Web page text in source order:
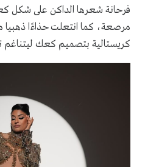
فرحانة شعرها الداكن على شكل
مرصعة، كما انتعلت حذاءًا
كريستالية بتصميم كعك ليتناغم